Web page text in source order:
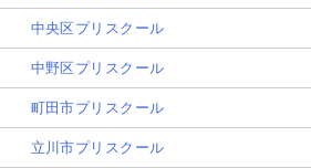
中央区プリスクール
中野区プリスクール
町田市プリスクール
立川市プリスクール